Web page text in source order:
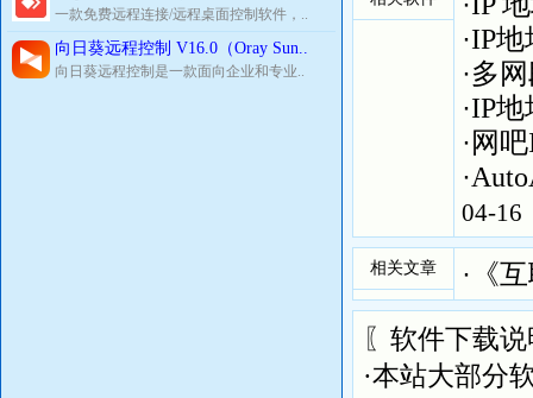
一款免费远程连接/远程桌面控制软件，..
向日葵远程控制 V16.0（Oray Sun..
向日葵远程控制是一款面向企业和专业..
·IP
·多
·IP地
· 网
·
04-16
相关文章 · 《
〖软件下载
·本站大部分